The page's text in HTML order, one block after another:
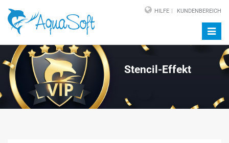
HILFE KUNDENBEREICH
auf-/
Stencil-Effekt